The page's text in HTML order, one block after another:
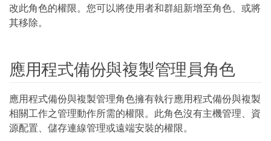
改此角色的權限。您可以將使用者和群組新增至角色、或將
其移除。
應用程式備份與複製管理員角色
應用程式備份與複製管理角色擁有執行應用程式備份與複製
相關工作之管理動作所需的權限。此角色沒有主機管理、資
源配置、儲存連線管理或遠端安裝的權限。